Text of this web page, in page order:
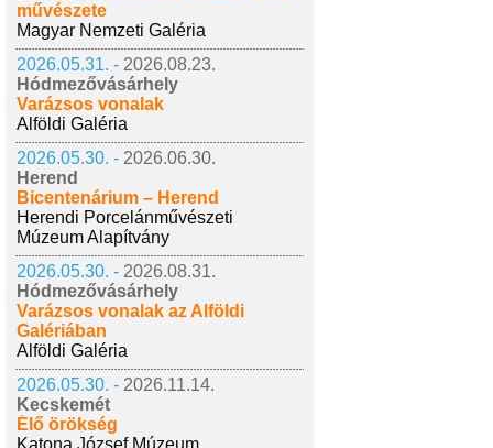
művészete
Magyar Nemzeti Galéria
2026.05.31. - 2026.08.23.
Hódmezővásárhely
Varázsos vonalak
Alföldi Galéria
2026.05.30. - 2026.06.30.
Herend
Bicentenárium – Herend
Herendi Porcelánművészeti
Múzeum Alapítvány
2026.05.30. - 2026.08.31.
Hódmezővásárhely
Varázsos vonalak az Alföldi
Galériában
Alföldi Galéria
2026.05.30. - 2026.11.14.
Kecskemét
Élő örökség
Katona József Múzeum